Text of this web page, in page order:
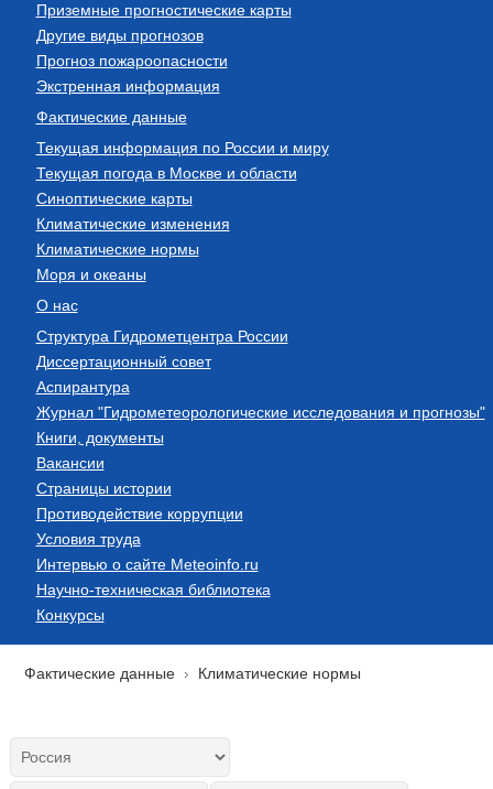
Приземные прогностические карты
Другие виды прогнозов
Прогноз пожароопасности
Экстренная информация
Фактические данные
Текущая информация по России и миру
Текущая погода в Москве и области
Синоптические карты
Климатические изменения
Климатические нормы
Моря и океаны
О нас
Структура Гидрометцентра России
Диссертационный совет
Аспирантура
Журнал "Гидрометеорологические исследования и прогнозы"
Книги, документы
Вакансии
Страницы истории
Противодействие коррупции
Условия труда
Интервью о сайте Meteoinfo.ru
Научно-техническая библиотека
Конкурсы
Фактические данные Климатические нормы